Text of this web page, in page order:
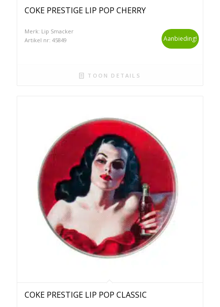
COKE PRESTIGE LIP POP CHERRY
Merk: Lip Smacker
Artikel nr: 45849
Aanbieding!
TOON DETAILS
COKE PRESTIGE LIP POP CLASSIC